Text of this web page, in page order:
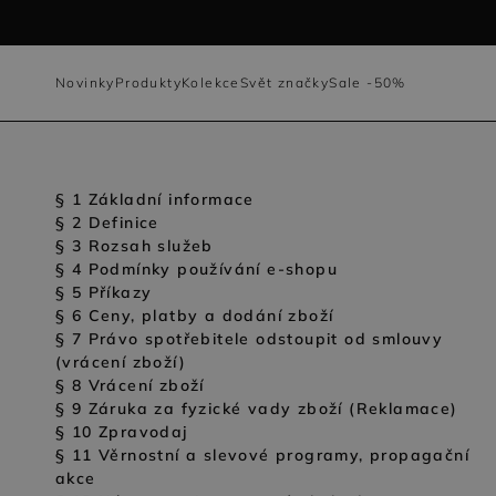
Novinky Produkty
Oblečení
Košile
Boty a tašky
Doplňky
Rukavice
Outlet
Kolekce
Lookbook Effortless Mood II
Lookbook Effortless Mood
Lookbook Atelier
Kampaně
Jaro/Léto 26
Svět značky
Materiály
Látky a úplety
Udržitelný rozvoj
Blog
Sale -50%
§ 1 Základní informace
§ 2 Definice
§ 3 Rozsah služeb
§ 4 Podmínky používání e-shopu
§ 5 Příkazy
§ 6 Ceny, platby a dodání zboží
§ 7 Právo spotřebitele odstoupit od smlouvy
(vrácení zboží)
§ 8 Vrácení zboží
§ 9 Záruka za fyzické vady zboží (Reklamace)
§ 10 Zpravodaj
§ 11 Věrnostní a slevové programy, propagační
akce